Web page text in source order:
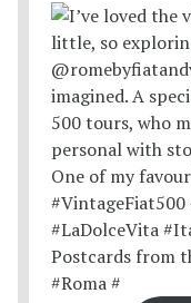
Postcards from
#Roma #